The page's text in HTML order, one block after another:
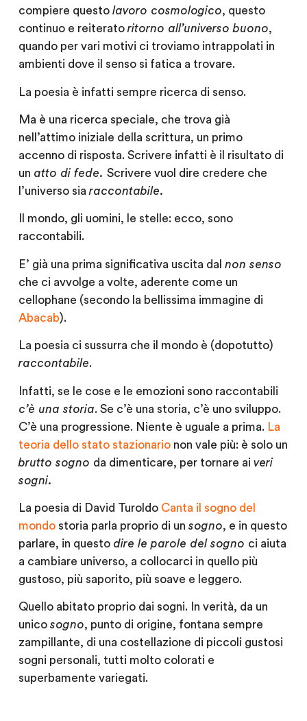
compiere questo lavoro cosmologico, questo
continuo e reiterato ritorno all’universo buono,
quando per vari motivi ci troviamo intrappolati in
ambienti dove il senso si fatica a trovare.
La poesia è infatti sempre ricerca di senso.
Ma è una ricerca speciale, che trova già
nell’attimo iniziale della scrittura, un primo
accenno di risposta. Scrivere infatti è il risultato di
un atto di fede. Scrivere vuol dire credere che
l’universo sia raccontabile.
Il mondo, gli uomini, le stelle: ecco, sono
raccontabili.
E’ già una prima significativa uscita dal non senso
che ci avvolge a volte, aderente come un
cellophane (secondo la bellissima immagine di
Abacab).
La poesia ci sussurra che il mondo è (dopotutto)
raccontabile.
Infatti, se le cose e le emozioni sono raccontabili
c’è una storia. Se c’è una storia, c’è uno sviluppo.
C’è una progressione. Niente è uguale a prima. La
teoria dello stato stazionarionon vale più: è solo un
brutto sogno da dimenticare, per tornare ai veri
sogni.
La poesia di David Turoldo Canta il sogno del
mondostoria parla proprio di un sogno, e in questo
parlare, in questo dire le parole del sogno ci aiuta
a cambiare universo, a collocarci in quello più
gustoso, più saporito, più soave e leggero.
Quello abitato proprio dai sogni. In verità, da un
unico sogno, punto di origine, fontana sempre
zampillante, di una costellazione di piccoli gustosi
sogni personali, tutti molto colorati e
superbamente variegati.